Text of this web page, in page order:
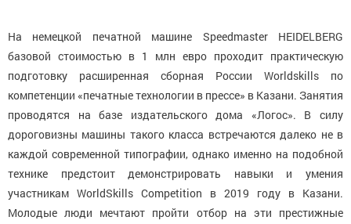
На немецкой печатной машине Speedmaster HEIDELBERG
базовой стоимостью в 1 млн евро проходит практическую
подготовку расширенная сборная России Worldskills по
компетенции «печатные технологии в прессе» в Казани. Занятия
проводятся на базе издательского дома «Логос». В силу
дороговизны машины такого класса встречаются далеко не в
каждой современной типографии, однако именно на подобной
технике предстоит демонстрировать навыки и умения
участникам WorldSkills Competition в 2019 году в Казани.
Молодые люди мечтают пройти отбор на эти престижные